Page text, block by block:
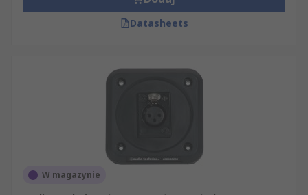
Datasheets
W magazynie